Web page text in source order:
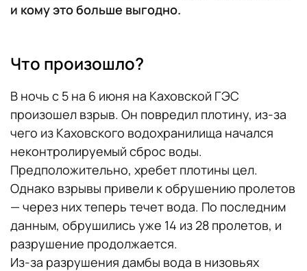
и кому это больше выгодно.
Что произошло?
В ночь с 5 на 6 июня на Каховской ГЭС
произошел взрыв. Он повредил плотину, из-за
чего из Каховского водохранилища начался
неконтролируемый сброс воды.
Предположительно, хребет плотины цел.
Однако взрывы привели к обрушению пролетов
— через них теперь течет вода. По последним
данным, обрушились уже 14 из 28 пролетов, и
разрушение продолжается.
Из-за разрушения дамбы вода в низовьях